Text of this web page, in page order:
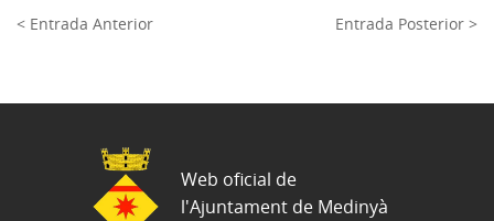
< Entrada Anterior Entrada Posterior >
Web oficial de
l'Ajuntament de Medinyà